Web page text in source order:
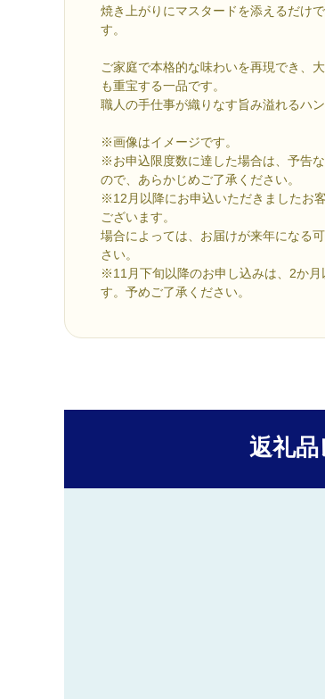
焼き上がりにマスタードを添えるだけ
す。
ご家庭で本格的な味わいを再現でき、
も重宝する一品です。
職人の手仕事が織りなす旨み溢れるハ
※画像はイメージです。
※お申込限度数に達した場合は、予告
ので、あらかじめご了承ください。
※12月以降にお申込いただきましたお
ございます。
場合によっては、お届けが来年になる
さい。
※11月下旬以降のお申し込みは、2か月
す。予めご了承ください。
返礼